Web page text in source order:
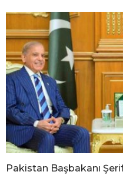
Pakistan Başbakanı